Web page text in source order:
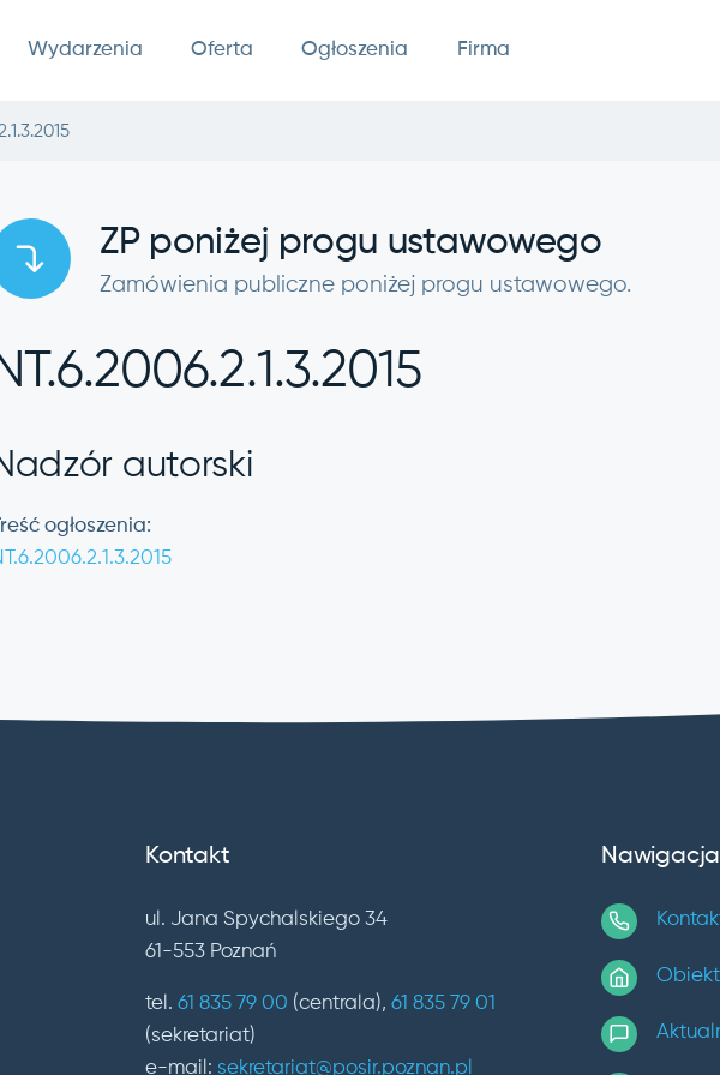
Wydarzenia Oferta Ogłoszenia Firma
ZP poniżej progu ustawowego
Zamówienia publiczne poniżej progu ustawowego.
autorski
ogłoszenia:
Kontakt
ul. Jana Spychalskiego 34
61-553 Poznań
tel. 61 835 79 00 (centrala), 61 835 79 01
(sekretariat)
e-mail: sekretariat@posir.poznan.pl
Nawigacja